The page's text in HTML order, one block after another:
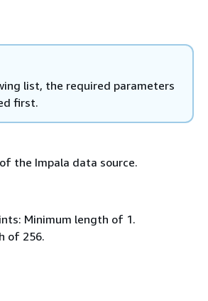
list, the required parameters
first.
the Impala data source.
Minimum length of 1.
of 256.